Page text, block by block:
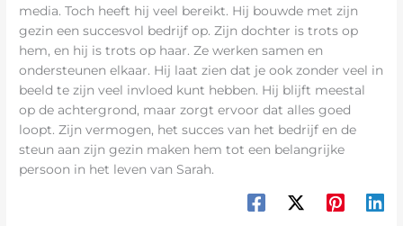
media. Toch heeft hij veel bereikt. Hij bouwde met zijn
gezin een succesvol bedrijf op. Zijn dochter is trots op
hem, en hij is trots op haar. Ze werken samen en
ondersteunen elkaar. Hij laat zien dat je ook zonder veel in
beeld te zijn veel invloed kunt hebben. Hij blijft meestal
op de achtergrond, maar zorgt ervoor dat alles goed
loopt. Zijn vermogen, het succes van het bedrijf en de
steun aan zijn gezin maken hem tot een belangrijke
persoon in het leven van Sarah.